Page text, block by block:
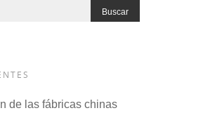
de las fábricas chinas